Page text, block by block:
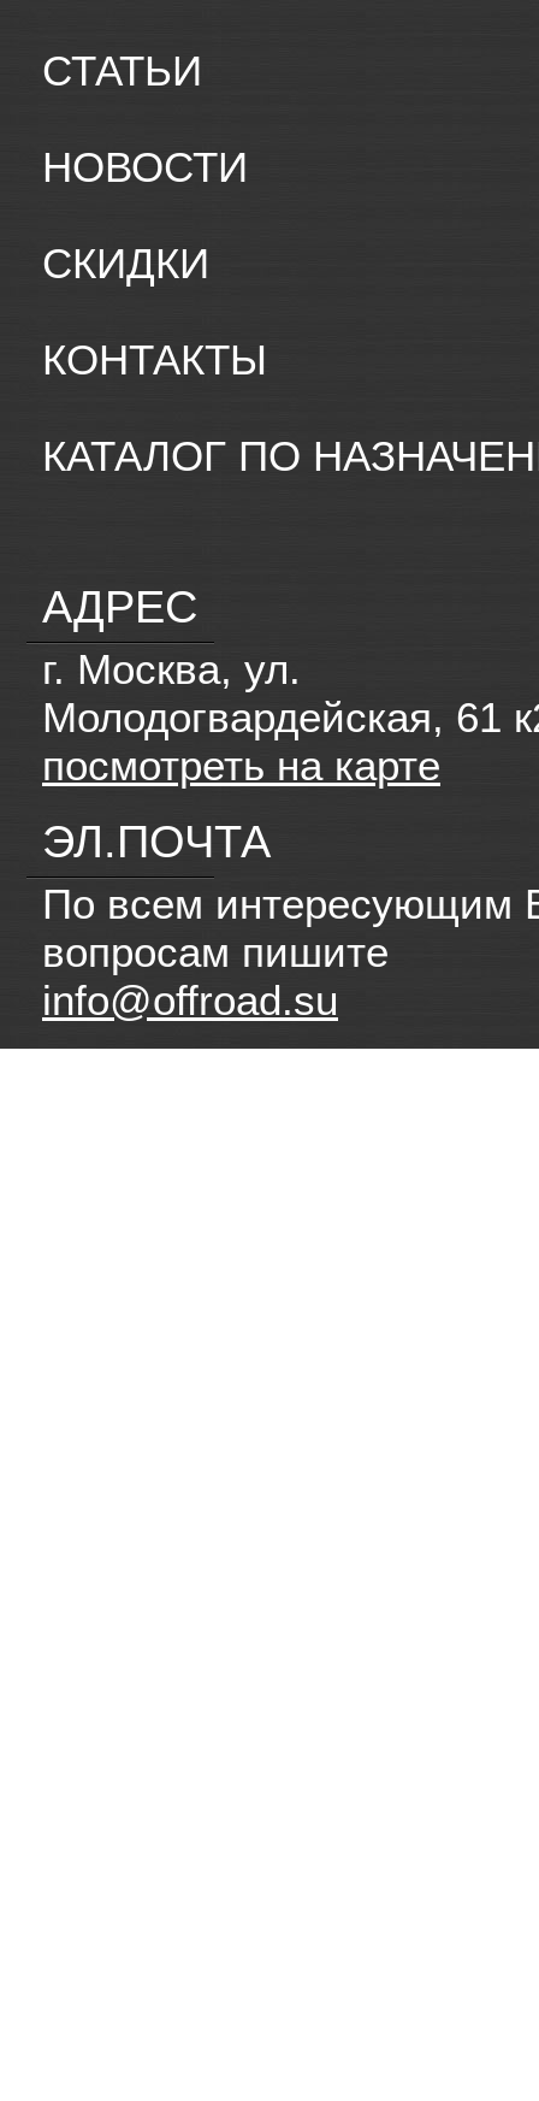
СТАТЬИ
НОВОСТИ
СКИДКИ
КОНТАКТЫ
КАТАЛОГ ПО
АДРЕС
г. Москва, ул.
Молодогвардейская, 61
посмотреть на карте
ЭЛ.ПОЧТА
По всем интересующим
вопросам пишите
info@offroad.su